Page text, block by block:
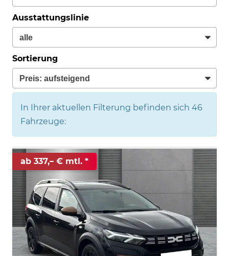
Ausstattungslinie
Sortierung
In Ihrer aktuellen Filterung befinden sich 46
Fahrzeuge:
ab 337,– € mtl.